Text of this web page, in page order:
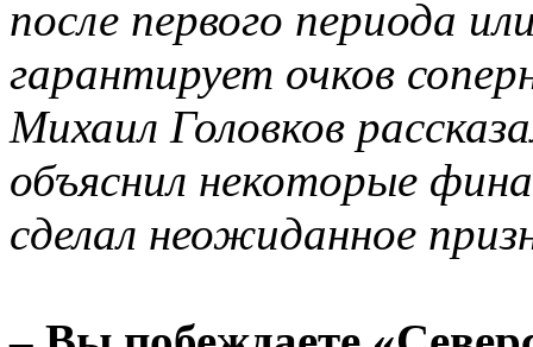
после первого периода
гарантирует очков
Михаил Головков
объяснил некоторые
сделал неожиданное